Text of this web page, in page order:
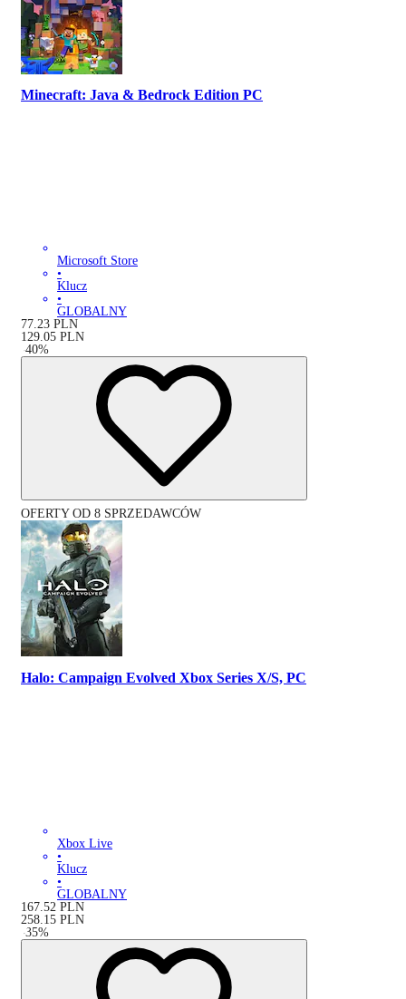
Minecraft: Java & Bedrock Edition PC
Microsoft Store
•
Klucz
•
GLOBALNY
77.23 PLN
129.05 PLN
-40%
OFERTY OD 8 SPRZEDAWCÓW
Halo: Campaign Evolved Xbox Series X/S, PC
Xbox Live
•
Klucz
•
GLOBALNY
167.52 PLN
258.15 PLN
-35%